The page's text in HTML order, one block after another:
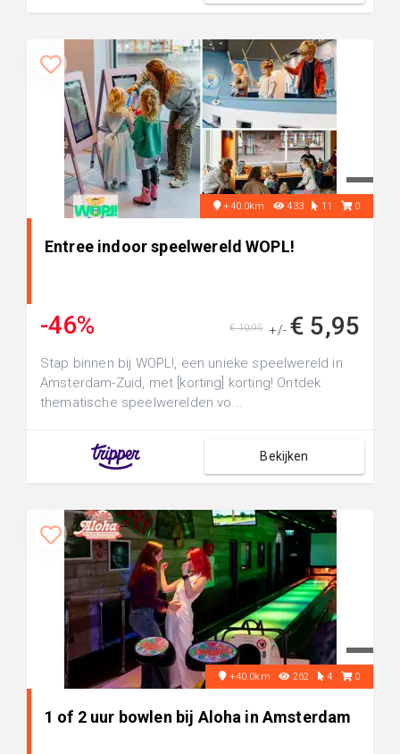
+40.0km 433 11 0
Entree indoor speelwereld WOPL!
-46% +/- € 5,95
€ 10,95
Stap binnen bij WOPL!, een unieke speelwereld in
Amsterdam-Zuid, met [korting] korting! Ontdek
thematische speelwerelden vo...
Bekijken
+40.0km 262 4 0
1 of 2 uur bowlen bij Aloha in Amsterdam